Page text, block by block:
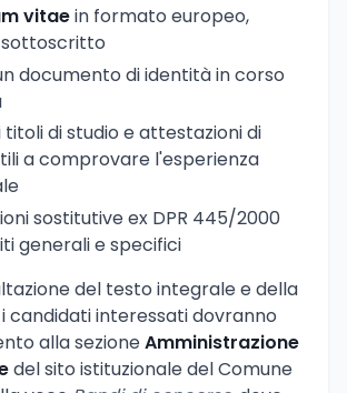
vitaein formato europeo,
documento di identità in corso
di studio e attestazioni di
a comprovare l'esperienza
sostitutive ex DPR 445/2000
generali e specifici
del testo integrale e della
candidati interessati dovranno
alla sezioneAmministrazione
del sito istituzionale del Comune